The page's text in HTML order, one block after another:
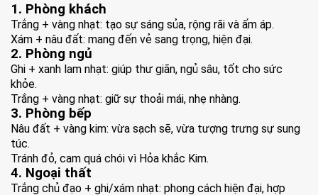
1. Phòng khách
Trắng + vàng nhạt: tạo sự sáng sủa, rộng rãi và ấm áp.
Xám + nâu đất: mang đến vẻ sang trọng, hiện đại.
2. Phòng ngủ
Ghi + xanh lam nhạt: giúp thư giãn, ngủ sâu, tốt cho sức
khỏe.
Trắng + vàng nhạt: giữ sự thoải mái, nhẹ nhàng.
3. Phòng bếp
Nâu đất + vàng kim: vừa sạch sẽ, vừa tượng trưng sự sung
túc.
Tránh đỏ, cam quá chói vì Hỏa khắc Kim.
4. Ngoại thất
Trắng chủ đạo + ghi/xám nhạt: phong cách hiện đại, hợp